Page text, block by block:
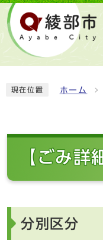
現在位置 ホーム
【ごみ詳
分別区分